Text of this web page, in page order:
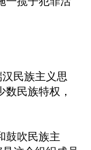
汉民族主义思
民族特权，
鼓吹民族主